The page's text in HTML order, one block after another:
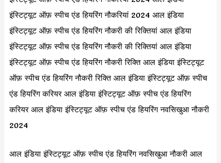
इंस्टिट्यूट ऑफ़ स्पीच एंड हियरिंग नौकरियां 2024 आल इंडिया
इंस्टिट्यूट ऑफ़ स्पीच एंड हियरिंग नौकरी की रिक्तियां आल इंडिया
इंस्टिट्यूट ऑफ़ स्पीच एंड हियरिंग नौकरी की रिक्तियां आल इंडिया
इंस्टिट्यूट ऑफ़ स्पीच एंड हियरिंग नौकरी रिक्ति आल इंडिया इंस्टिट्यूट
ऑफ़ स्पीच एंड हियरिंग नौकरी रिक्ति आल इंडिया इंस्टिट्यूट ऑफ़ स्पीच
एंड हियरिंग करियर आल इंडिया इंस्टिट्यूट ऑफ़ स्पीच एंड हियरिंग
करियर आल इंडिया इंस्टिट्यूट ऑफ़ स्पीच एंड हियरिंग नवसिखुआ नौकरी
2024
आल इंडिया इंस्टिट्यूट ऑफ़ स्पीच एंड हियरिंग नवसिखुआ नौकरी आल